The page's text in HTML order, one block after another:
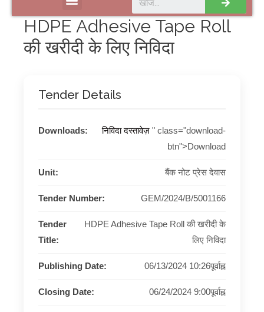
HDPE Adhesive Tape Roll
की खरीदी के लिए निविदा
Tender Details
Downloads: निविदा दस्तावेज़ " class="download-
btn">Download
Unit: बैंक नोट प्रेस देवास
Tender Number: GEM/2024/B/5001166
Tender
Title:
HDPE Adhesive Tape Roll की खरीदी के
लिए निविदा
Publishing Date: 06/13/2024 10:26पूर्वाह्न
Closing Date: 06/24/2024 9:00पूर्वाह्न